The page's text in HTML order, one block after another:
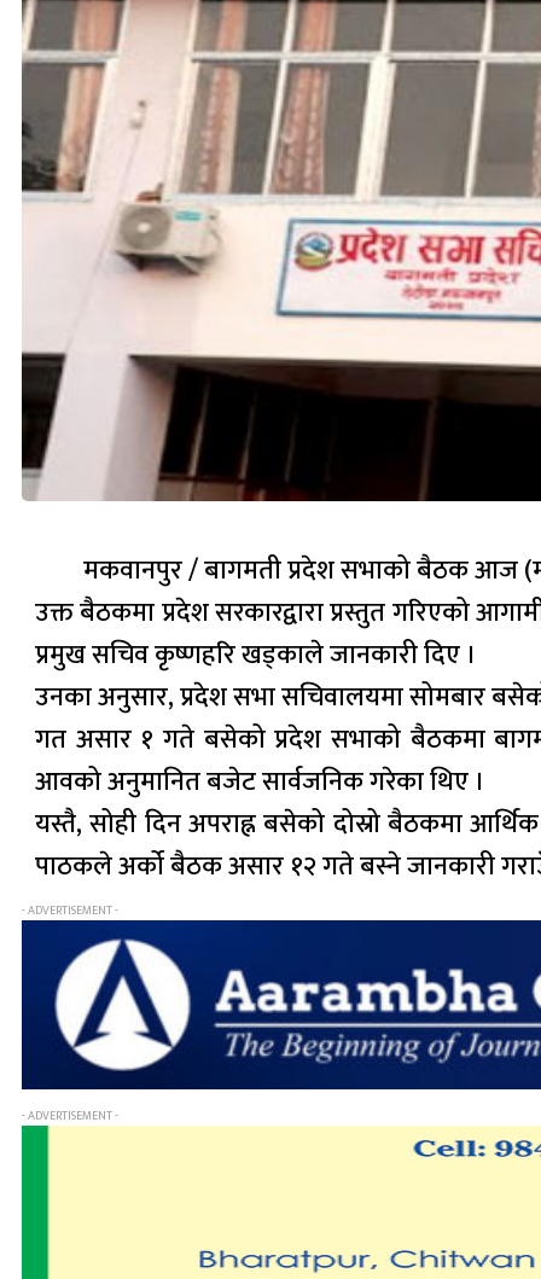
मकवानपुर / बागमती प्रदेश सभाको बैठक आज
उक्त बैठकमा प्रदेश सरकारद्वारा प्रस्तुत गरिएको
प्रमुख सचिव कृष्णहरि खड्काले जानकारी दिए ।
उनका अनुसार, प्रदेश सभा सचिवालयमा सोमबार
गत असार १ गते बसेको प्रदेश सभाको बैठकमा
आवको अनुमानित बजेट सार्वजनिक गरेका थिए ।
यस्तै, सोही दिन अपराह्न बसेको दोस्रो बैठकमा
पाठकले अर्को बैठक असार १२ गते बस्ने जानकारी
- ADVERTISEMENT -
- ADVERTISEMENT -